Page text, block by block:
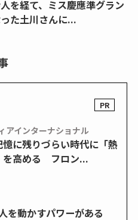
を経て、ミス慶應準グラン
た土川さんに...
アインターナショナル
憶に残りづらい時代に「熱
を高める フロン...
を動かすパワーがある